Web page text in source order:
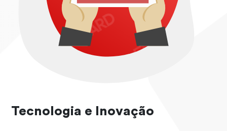
Tecnologia e Inovação